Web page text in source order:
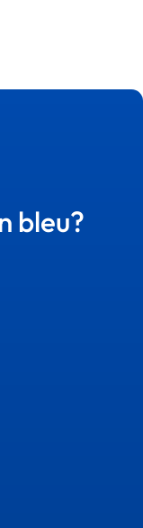
bleu?